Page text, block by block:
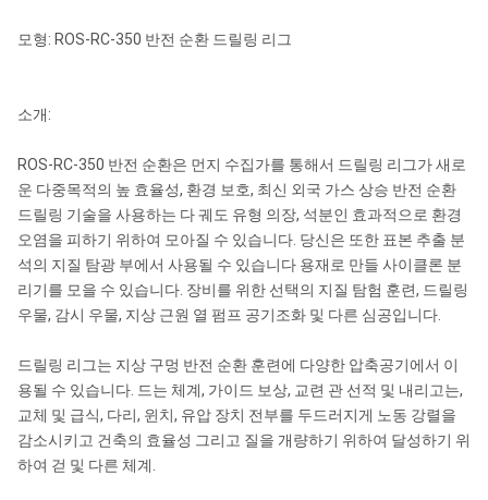
모형: ROS-RC-350 반전 순환 드릴링 리그
소개:
ROS-RC-350 반전 순환은 먼지 수집가를 통해서 드릴링 리그가 새로
운 다중목적의 높 효율성, 환경 보호, 최신 외국 가스 상승 반전 순환
드릴링 기술을 사용하는 다 궤도 유형 의장, 석분인 효과적으로 환경
오염을 피하기 위하여 모아질 수 있습니다. 당신은 또한 표본 추출 분
석의 지질 탐광 부에서 사용될 수 있습니다 용재로 만들 사이클론 분
리기를 모을 수 있습니다. 장비를 위한 선택의 지질 탐험 훈련, 드릴링
우물, 감시 우물, 지상 근원 열 펌프 공기조화 및 다른 심공입니다.
드릴링 리그는 지상 구멍 반전 순환 훈련에 다양한 압축공기에서 이
용될 수 있습니다. 드는 체계, 가이드 보상, 교련 관 선적 및 내리고는,
교체 및 급식, 다리, 윈치, 유압 장치 전부를 두드러지게 노동 강렬을
감소시키고 건축의 효율성 그리고 질을 개량하기 위하여 달성하기 위
하여 걷 및 다른 체계.